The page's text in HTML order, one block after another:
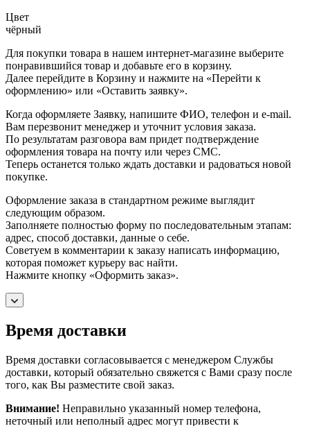
Цвет
чёрный
Для покупки товара в нашем интернет-магазине выберите
понравившийся товар и добавьте его в корзину.
Далее перейдите в Корзину и нажмите на «Перейти к
оформлению» или «Оставить заявку».
Когда оформляете Заявку, напишите ФИО, телефон и e-mail.
Вам перезвонит менеджер и уточнит условия заказа.
По результатам разговора вам придет подтверждение
оформления товара на почту или через СМС.
Теперь останется только ждать доставки и радоваться новой
покупке.
Оформление заказа в стандартном режиме выглядит
следующим образом.
Заполняете полностью форму по последовательным этапам:
адрес, способ доставки, данные о себе.
Советуем в комментарии к заказу написать информацию,
которая поможет курьеру вас найти.
Нажмите кнопку «Оформить заказ».
Время доставки
Время доставки согласовывается с менеджером Службы
доставки, который обязательно свяжется с Вами сразу после
того, как Вы разместите свой заказ.
Внимание! Неправильно указанный номер телефона,
неточный или неполный адрес могут привести к